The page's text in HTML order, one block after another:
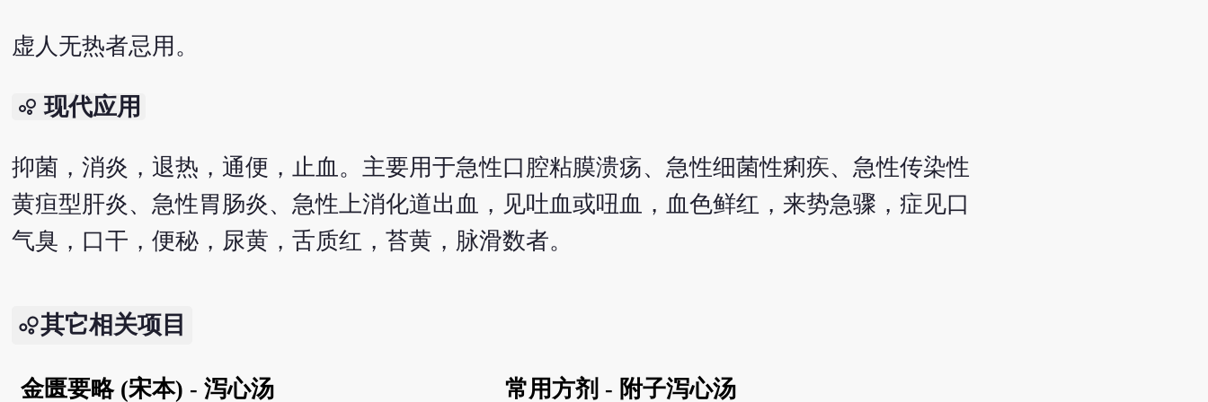
虚人无热者忌用。
bubble_chart 现代应用
抑菌，消炎，退热，通便，止血。主要用于急性口腔粘膜溃疡、急性细菌性痢疾、急性传染性
黄疸型肝炎、急性胃肠炎、急性上消化道出血，见吐血或吜血，血色鲜红，来势急骤，症见口
气臭，口干，便秘，尿黄，舌质红，苔黄，脉滑数者。
其它相关项目
金匮要略 (宋本) - 泻心汤 常用方剂 - 附子泻心汤